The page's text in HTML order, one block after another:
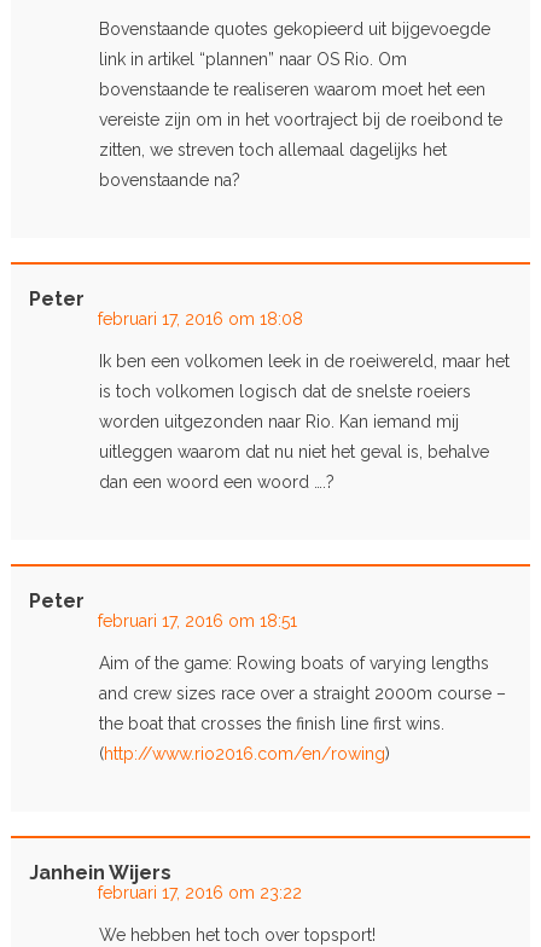
Bovenstaande quotes gekopieerd uit bijgevoegde
link in artikel “plannen” naar OS Rio. Om
bovenstaande te realiseren waarom moet het een
vereiste zijn om in het voortraject bij de roeibond te
zitten, we streven toch allemaal dagelijks het
bovenstaande na?
Peter
februari 17, 2016 om 18:08
Ik ben een volkomen leek in de roeiwereld, maar het
is toch volkomen logisch dat de snelste roeiers
worden uitgezonden naar Rio. Kan iemand mij
uitleggen waarom dat nu niet het geval is, behalve
dan een woord een woord ….?
Peter
februari 17, 2016 om 18:51
Aim of the game: Rowing boats of varying lengths
and crew sizes race over a straight 2000m course –
the boat that crosses the finish line first wins.
(http://www.rio2016.com/en/rowing)
Janhein Wijers
februari 17, 2016 om 23:22
We hebben het toch over topsport!